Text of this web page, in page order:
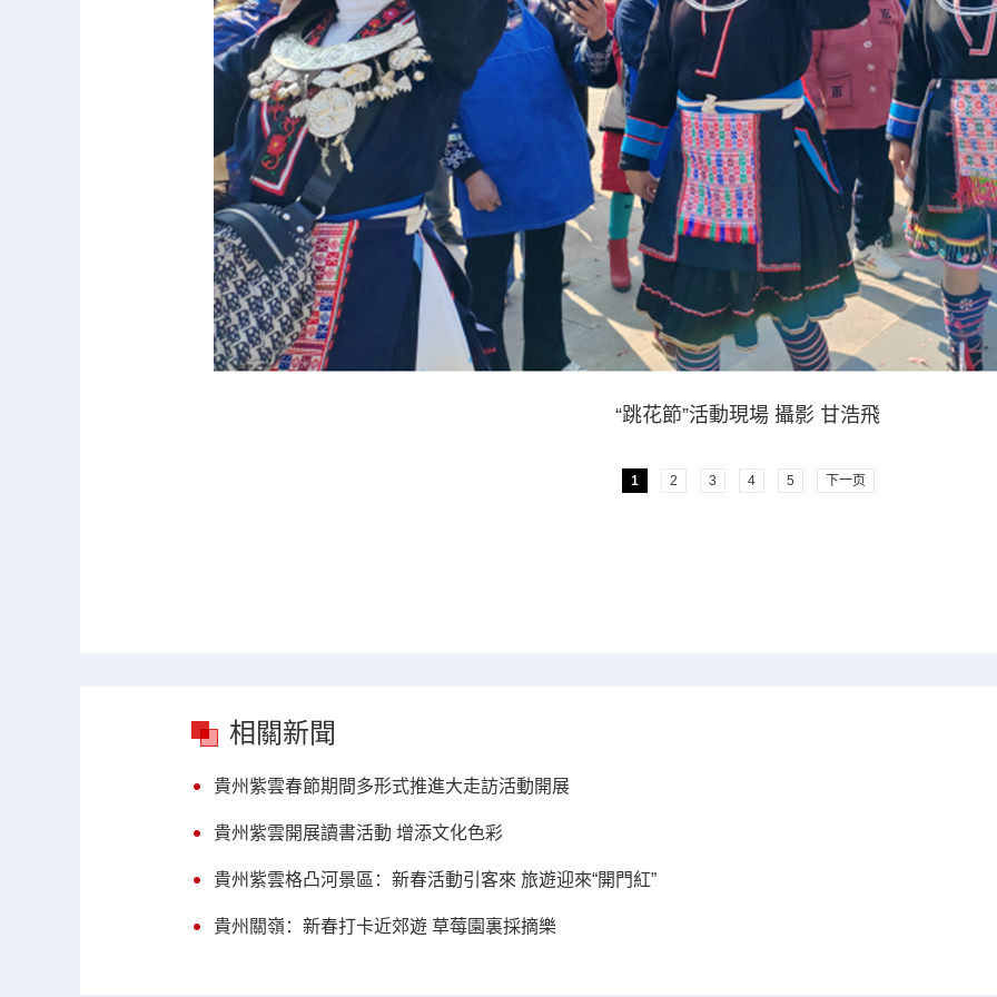
“跳花節”活動現場 攝影 甘浩飛
1 2 3 4 5 下一页
相關新聞
貴州紫雲春節期間多形式推進大走訪活動開展
貴州紫雲開展讀書活動 增添文化色彩
貴州紫雲格凸河景區：新春活動引客來 旅遊迎來“開門紅”
貴州關嶺：新春打卡近郊遊 草莓園裏採摘樂